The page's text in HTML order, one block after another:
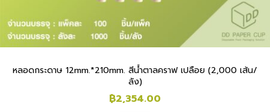
หลอดกระดาษ 12mm.*210mm. สีน้ำตาลคราฟ เปลือย (2,000 เส้น/
ลัง)
฿2,354.00